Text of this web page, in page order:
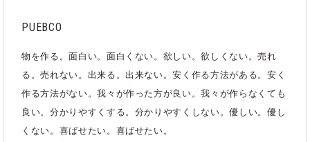
PUEBCO
物を作る。面白い。面白くない。欲しい。欲しくない。売れ
る。売れない。出来る。出来ない。安く作る方法がある。安く
作る方法がない。我々が作った方が良い。我々が作らなくても
良い。分かりやすくする。分かりやすくしない。優しい。優し
くない。喜ばせたい。喜ばせたい。